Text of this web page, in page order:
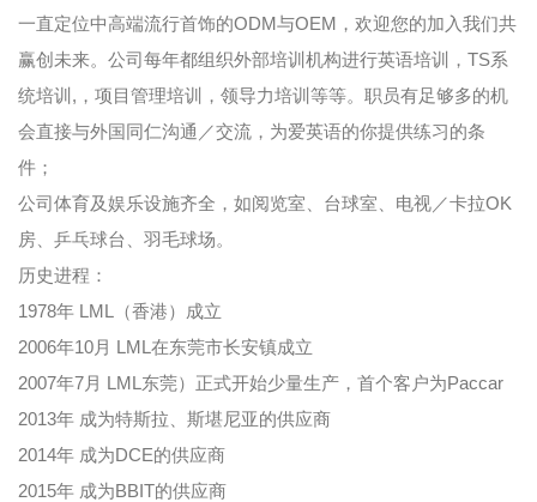
一直定位中高端流行首饰的ODM与OEM，欢迎您的加入我们共
赢创未来。公司每年都组织外部培训机构进行英语培训，TS系
统培训,，项目管理培训，领导力培训等等。职员有足够多的机
会直接与外国同仁沟通／交流，为爱英语的你提供练习的条
件；
公司体育及娱乐设施齐全，如阅览室、台球室、电视／卡拉OK
房、乒乓球台、羽毛球场。
历史进程：
1978年 LML（香港）成立
2006年10月 LML在东莞市长安镇成立
2007年7月 LML东莞）正式开始少量生产，首个客户为Paccar
2013年 成为特斯拉、斯堪尼亚的供应商
2014年 成为DCE的供应商
2015年 成为BBIT的供应商